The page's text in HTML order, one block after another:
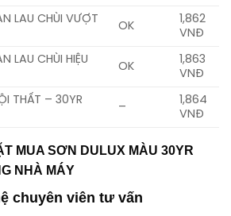
LAU CHÙI VƯỢT
OK
1,862
VNĐ
LAU CHÙI HIỆU
OK
1,863
VNĐ
THẤT – 30YR
–
1,864
VNĐ
MUA SƠN DULUX MÀU 30YR
NHÀ MÁY
chuyên viên tư vấn